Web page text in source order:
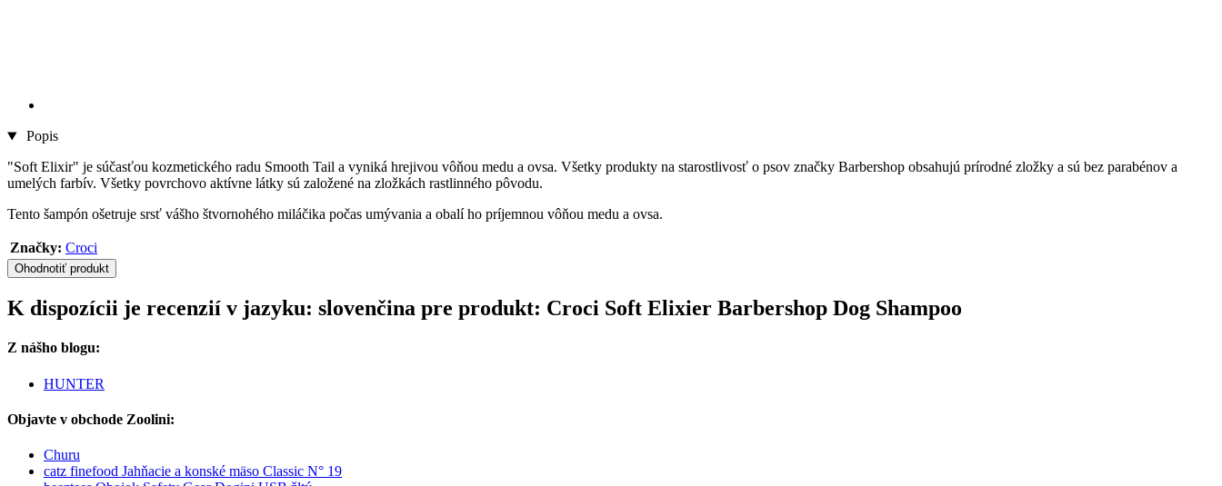
Popis
"Soft Elixir" je súčasťou kozmetického radu Smooth Tail a vyniká hrejivou vôňou medu a ovsa. Všetky produkty na starostlivosť o psov značky Barbershop obsahujú prírodné zložky a sú bez parabénov a
umelých farbív. Všetky povrchovo aktívne látky sú založené na zložkách rastlinného pôvodu.
Tento šampón ošetruje srsť vášho štvornohého miláčika počas umývania a obalí ho príjemnou vôňou medu a ovsa.
Značky: Croci
Ohodnotiť produkt
K dispozícii je recenzií v jazyku: slovenčina pre produkt: Croci Soft Elixier Barbershop Dog Shampoo
Z nášho blogu:
HUNTER
Objavte v obchode Zoolini:
Churu
catz finefood Jahňacie a konské mäso Classic N° 19